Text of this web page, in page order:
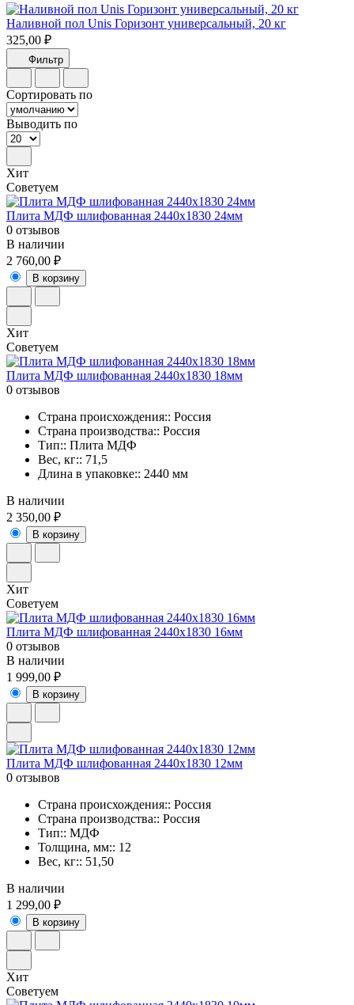
Наливной пол Unis Горизонт универсальный, 20 кг
325,00 ₽
Фильтр
Сортировать по
Выводить по
Хит
Советуем
Плита МДФ шлифованная 2440x1830 24мм
0 отзывов
В наличии
2 760,00 ₽
В корзину
Хит
Советуем
Плита МДФ шлифованная 2440x1830 18мм
0 отзывов
Страна происхождения:: Россия
Страна производства:: Россия
Тип:: Плита МДФ
Вес, кг:: 71,5
Длина в упаковке:: 2440 мм
В наличии
2 350,00 ₽
В корзину
Хит
Советуем
Плита МДФ шлифованная 2440x1830 16мм
0 отзывов
В наличии
1 999,00 ₽
В корзину
Плита МДФ шлифованная 2440x1830 12мм
0 отзывов
Страна происхождения:: Россия
Страна производства:: Россия
Тип:: МДФ
Толщина, мм:: 12
Вес, кг:: 51,50
В наличии
1 299,00 ₽
В корзину
Хит
Советуем